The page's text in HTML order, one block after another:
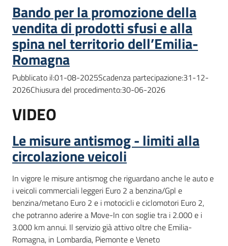
Bando per la promozione della
vendita di prodotti sfusi e alla
spina nel territorio dell’Emilia-
Romagna
Pubblicato il:01-08-2025Scadenza partecipazione:31-12-
2026Chiusura del procedimento:30-06-2026
VIDEO
Le misure antismog - limiti alla
circolazione veicoli
In vigore le misure antismog che riguardano anche le auto e
i veicoli commerciali leggeri Euro 2 a benzina/Gpl e
benzina/metano Euro 2 e i motocicli e ciclomotori Euro 2,
che potranno aderire a Move-In con soglie tra i 2.000 e i
3.000 km annui. Il servizio già attivo oltre che Emilia-
Romagna, in Lombardia, Piemonte e Veneto